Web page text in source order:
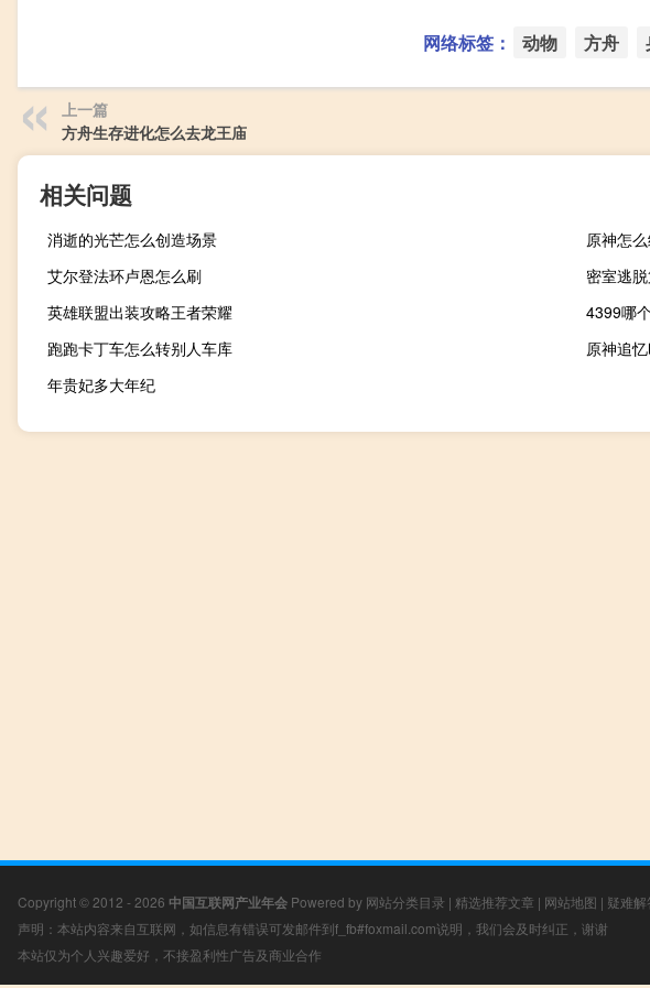
网络标签： 动物 方舟
上一篇
方舟生存进化怎么去龙王庙
相关问题
消逝的光芒怎么创造场景
原神怎
艾尔登法环卢恩怎么刷
密室逃
英雄联盟出装攻略王者荣耀
4399哪
跑跑卡丁车怎么转别人车库
原神追
年贵妃多大年纪
Copyright © 2012 - 2026 中国互联网产业年会 Powered by 网站分类目录 | 精选推荐文章 | 网站地图 | 疑难解
声明：本站内容来自互联网，如信息有错误可发邮件到f_fb#foxmail.com说明，我们会及时纠正，谢谢
本站仅为个人兴趣爱好，不接盈利性广告及商业合作